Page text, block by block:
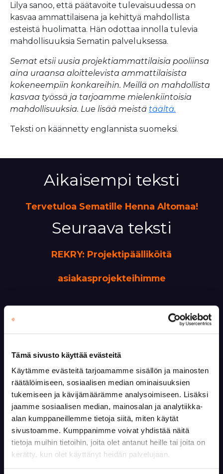
Tämä sivusto käyttää evästeitä
Käytämme evästeitä tarjoamamme sisällön ja mainosten
räätälöimiseen, sosiaalisen median ominaisuuksien
tukemiseen ja kävijämäärämme analysoimiseen. Lisäksi
jaamme sosiaalisen median, mainosalan ja analytiikka-
alan kumppaneillemme tietoja siitä, miten käytät
sivustoamme. Kumppanimme voivat yhdistää näitä
tietoja muihin tietoihin, joita olet antanut heille tai joita on
kerätty, kun olet käyttänyt heidän palvelujaan.
Lilya sanoo, että päätavoite tulevaisuudessa on
kasvaa ammattilaisena ja kehittyä mahdollista
esteistä huolimatta. Hän odottaa innolla tulevia
mahdollisuuksia Sematin palveluksessa.
Semat etsii uusia projektiammattilaisia pooliinsa
aina uraansa aloittelevista ammattilaisista
kokeneempiin konkareihin. Meillä on mahdollista
kasvaa työssä ja tarjoamme mielenkiintoisia
mahdollisuuksia. Lue lisää meistä täältä.
Teksti on käännetty englannista suomeksi.
Aikaisempi teksti
Tervetuloa Sematille Henna Altomaa!
Seuraava teksti
REKRY: Projektipäälliköitä
asiakasprojekteihimme
Yhteydenotot